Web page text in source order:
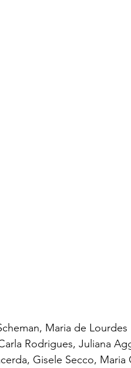
Maria de Lourdes
Rodrigues, Juliana
Gisele Secco, Maria